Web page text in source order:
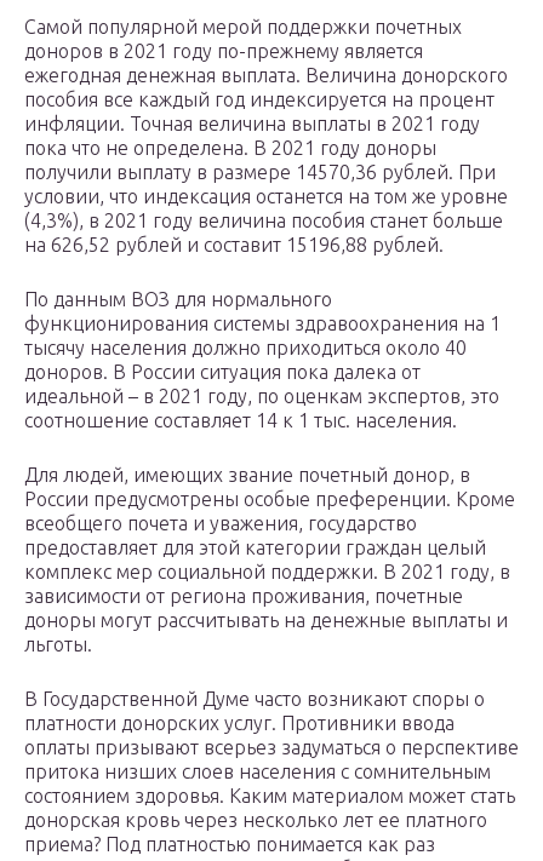
Самой популярной мерой поддержки почетных
доноров в 2021 году по-прежнему является
ежегодная денежная выплата. Величина донорского
пособия все каждый год индексируется на процент
инфляции. Точная величина выплаты в 2021 году
пока что не определена. В 2021 году доноры
получили выплату в размере 14570,36 рублей. При
условии, что индексация останется на том же уровне
(4,3%), в 2021 году величина пособия станет больше
на 626,52 рублей и составит 15196,88 рублей.
По данным ВОЗ для нормального
функционирования системы здравоохранения на 1
тысячу населения должно приходиться около 40
доноров. В России ситуация пока далека от
идеальной – в 2021 году, по оценкам экспертов, это
соотношение составляет 14 к 1 тыс. населения.
Для людей, имеющих звание почетный донор, в
России предусмотрены особые преференции. Кроме
всеобщего почета и уважения, государство
предоставляет для этой категории граждан целый
комплекс мер социальной поддержки. В 2021 году, в
зависимости от региона проживания, почетные
доноры могут рассчитывать на денежные выплаты и
льготы.
В Государственной Думе часто возникают споры о
платности донорских услуг. Противники ввода
оплаты призывают всерьез задуматься о перспективе
притока низших слоев населения с сомнительным
состоянием здоровья. Каким материалом может стать
донорская кровь через несколько лет ее платного
приема? Под платностью понимается как раз